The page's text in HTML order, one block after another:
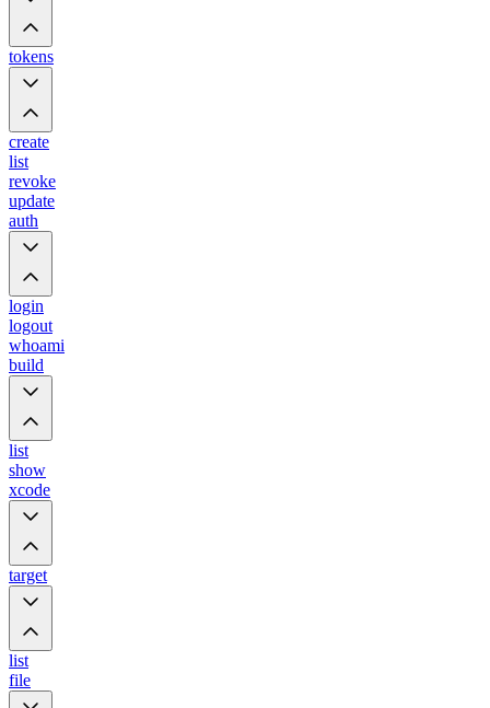
tokens
create
list
revoke
update
auth
login
logout
whoami
build
list
show
xcode
target
list
file